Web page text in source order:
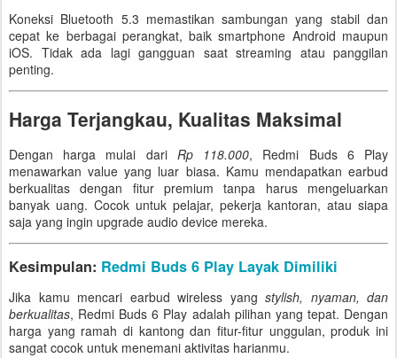
Koneksi Bluetooth 5.3 memastikan sambungan yang stabil dan
cepat ke berbagai perangkat, baik smartphone Android maupun
iOS. Tidak ada lagi gangguan saat streaming atau panggilan
penting.
Harga Terjangkau, Kualitas Maksimal
Dengan harga mulai dari Rp 118.000, Redmi Buds 6 Play
menawarkan value yang luar biasa. Kamu mendapatkan earbud
berkualitas dengan fitur premium tanpa harus mengeluarkan
banyak uang. Cocok untuk pelajar, pekerja kantoran, atau siapa
saja yang ingin upgrade audio device mereka.
Kesimpulan: Redmi Buds 6 Play Layak Dimiliki
Jika kamu mencari earbud wireless yang stylish, nyaman, dan
berkualitas, Redmi Buds 6 Play adalah pilihan yang tepat. Dengan
harga yang ramah di kantong dan fitur-fitur unggulan, produk ini
sangat cocok untuk menemani aktivitas harianmu.